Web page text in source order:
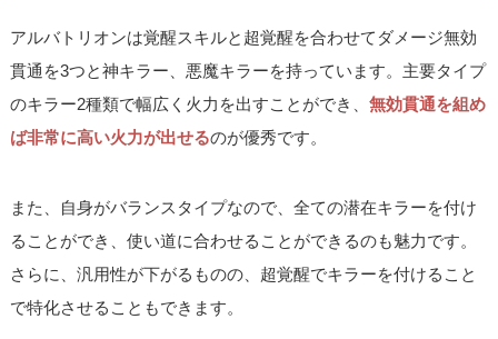
アルバトリオンは覚醒スキルと超覚醒を合わせてダメージ無効
貫通を3つと神キラー、悪魔キラーを持っています。主要タイプ
のキラー2種類で幅広く火力を出すことができ、無効貫通を組め
ば非常に高い火力が出せるのが優秀です。
また、自身がバランスタイプなので、全ての潜在キラーを付け
ることができ、使い道に合わせることができるのも魅力です。
さらに、汎用性が下がるものの、超覚醒でキラーを付けること
で特化させることもできます。